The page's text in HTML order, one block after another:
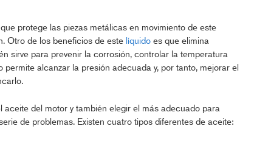
protege las piezas metálicas en movimiento de este
Otro de los beneficios de este líquidoes que elimina
sirve para prevenir la corrosión, controlar la temperatura
alcanzar la presión adecuada y, por tanto, mejorar el
del motor y también elegir el más adecuado para
de problemas. Existen cuatro tipos diferentes de aceite: